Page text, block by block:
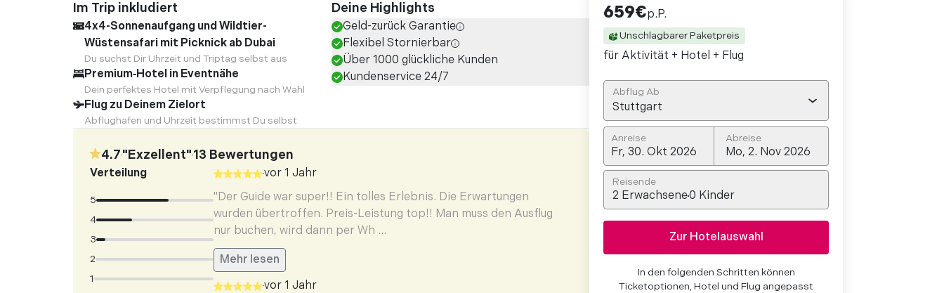
Im Trip inkludiert
4x4-Sonnenaufgang und Wildtier-
Wüstensafari mit Picknick ab Dubai
Du suchst Dir Uhrzeit und Triptag selbst aus
Premium‑Hotel in Eventnähe
Dein perfektes Hotel mit Verpflegung nach Wahl
Flug zu Deinem Zielort
Abflughafen und Uhrzeit bestimmst Du selbst
Deine Highlights
Geld-zurück Garantie
Flexibel Stornierbar
Über 1000 glückliche Kunden
Kundenservice 24/7
4.7•"Exzellent"•13 Bewertungen
Verteilung
5
4
3
2
1
•vor 1 Jahr
"Der Guide war super!! Ein tolles Erlebnis. Die Erwartungen
wurden übertroffen. Preis-Leistung top!! Man muss den Ausflug
nur buchen, wird dann per Wh ...
Mehr lesen
•vor 1 Jahr
659€p.P.
Unschlagbarer Paketpreis
für Aktivität + Hotel + Flug
Abflug Ab
Stuttgart
Anreise Abreise
Reisende
2 Erwachsene0 Kinder
Zur Hotelauswahl
In den folgenden Schritten können
Ticketoptionen, Hotel und Flug angepasst